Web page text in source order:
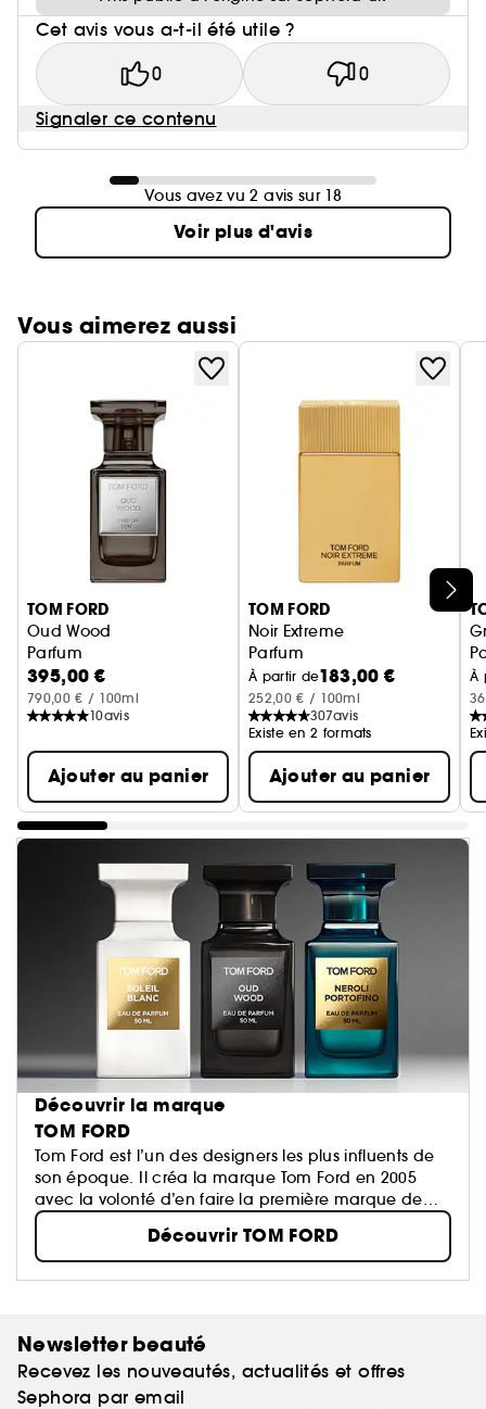
Cet avis vous a-t-il été utile ?
0 0
Signaler ce contenu
Vous avez vu 2 avis sur 18
Voir plus d'avis
Vous aimerez aussi
Ignorer le carrousel produits
TOM FORD
Oud Wood
Parfum
395,00 €
790,00 € / 100ml
10avis
Ajouter au panier
TOM FORD
Noir Extreme
Parfum
À partir de183,00 €
252,00 € / 100ml
307avis
Existe en 2 formats
Ajouter au panier
À
Découvrir la marque
TOM FORD
Tom Ford est l’un des designers les plus influents de
son époque. Il créa la marque Tom Ford en 2005
avec la volonté d’en faire la première marque de
luxe du XXI
ème
Découvrir TOM FORD
Newsletter beauté
Recevez les nouveautés, actualités et offres
Sephora par email